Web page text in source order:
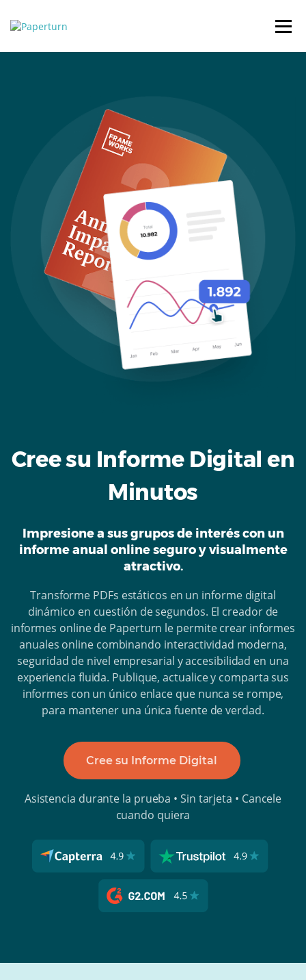
Cree su Informe Digital en
Minutos
Impresione a sus grupos de interés con un
informe anual online seguro y visualmente
atractivo.
Transforme PDFs estáticos en un informe digital
dinámico en cuestión de segundos. El creador de
informes online de Paperturn le permite crear informes
anuales online combinando interactividad moderna,
seguridad de nivel empresarial y accesibilidad en una
experiencia fluida. Publique, actualice y comparta sus
informes con un único enlace que nunca se rompe,
para mantener una única fuente de verdad.
Cree su Informe Digital
Asistencia durante la prueba • Sin tarjeta • Cancele
cuando quiera